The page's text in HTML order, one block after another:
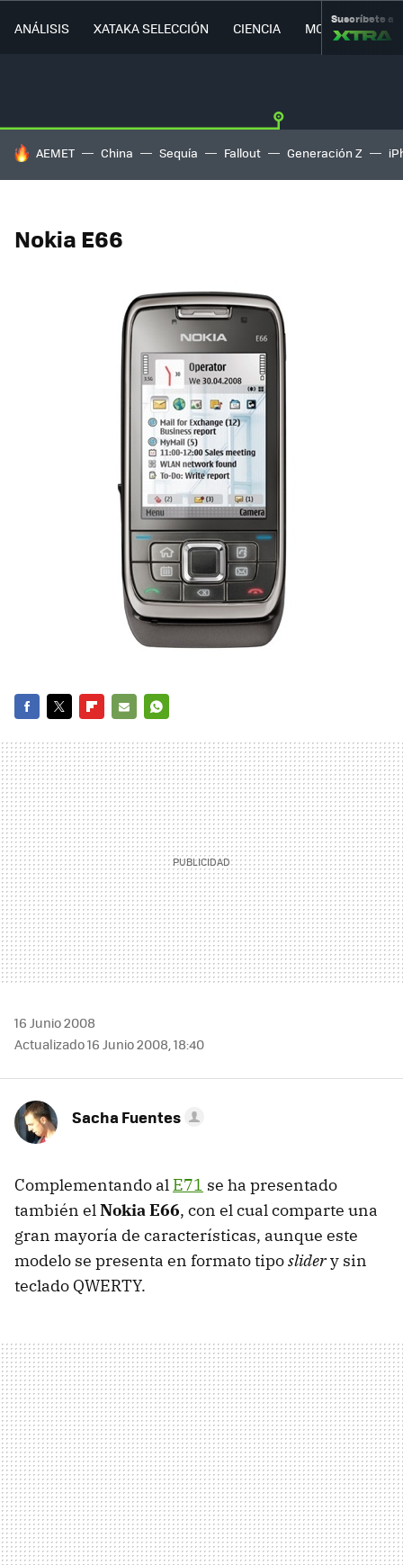
ANÁLISIS XATAKA SELECCIÓN CIENCIA MOVILIDAD
Suscríbete a
HOY SE HABLA DE
AEMET China Sequía Fallout Generación Z
Nokia E66
MAIL
16 Junio 2008
Actualizado 16 Junio 2008, 18:40
Sacha Fuentes
Complementando al E71 se ha presentado
también elNokia E66, con el cual comparte una
gran mayoría de características, aunque este
modelo se presenta en formato tiposlidery sin
teclado QWERTY.